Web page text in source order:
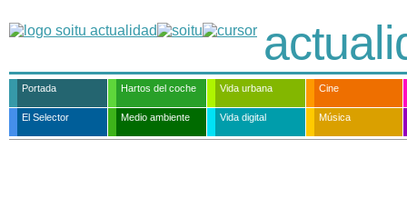
Portada Hartos del coche Vida urbana Cine
El Selector Medio ambiente Vida digital Música